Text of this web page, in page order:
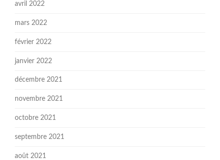
avril 2022
mars 2022
février 2022
janvier 2022
décembre 2021
novembre 2021
octobre 2021
septembre 2021
août 2021